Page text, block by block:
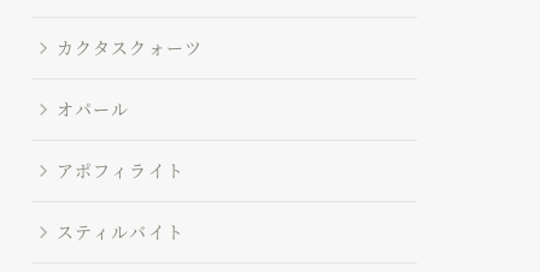
カクタスクォーツ
オパール
アポフィライト
スティルバイト